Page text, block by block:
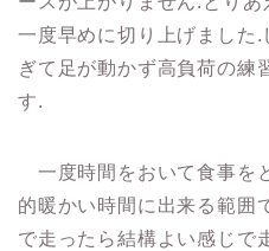
一度早めに切り上げました
ぎて足が動かず高負荷の練
す.
一度時間をおいて食事を
的暖かい時間に出来る範囲
で走ったら結構よい感じで